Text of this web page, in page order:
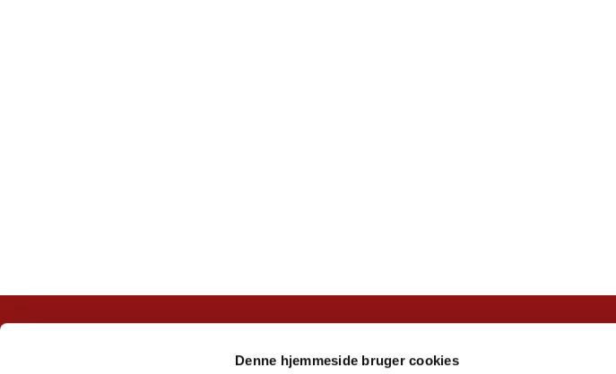
Denne hjemmeside bruger cookies